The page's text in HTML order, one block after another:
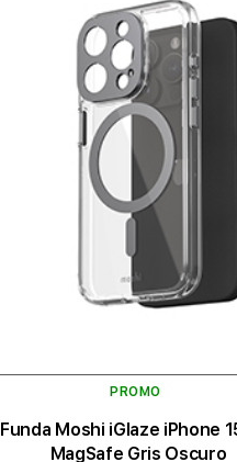
PROMO
Funda Moshi iGlaze iPhone
MagSafe Gris Oscuro